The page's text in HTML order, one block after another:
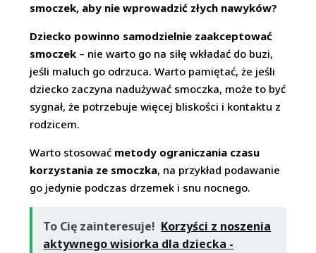
smoczek, aby nie wprowadzić złych nawyków?
Dziecko powinno samodzielnie zaakceptować
smoczek – nie warto go na siłę wkładać do buzi,
jeśli maluch go odrzuca. Warto pamiętać, że jeśli
dziecko zaczyna nadużywać smoczka, może to być
sygnał, że potrzebuje więcej bliskości i kontaktu z
rodzicem.
Warto stosować metody ograniczania czasu
korzystania ze smoczka, na przykład podawanie
go jedynie podczas drzemek i snu nocnego.
To Cię zainteresuje! Korzyści z noszenia
aktywnego wisiorka dla dziecka -